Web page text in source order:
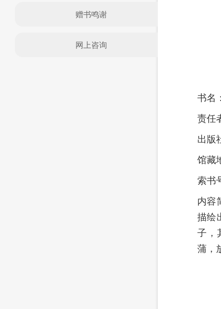
赠书鸣谢
网上咨询
书名
责任
出版
馆藏
索书
内容
描绘
子，
蒲，